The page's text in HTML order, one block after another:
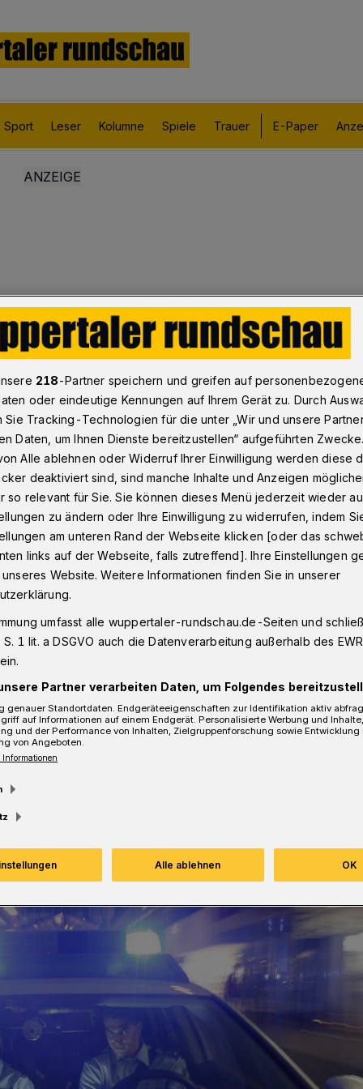
Sport Leser Kolumne Spiele Trauer E-Paper
Audi kracht vor Ampelmast
Ampelmast
(6. Januar 2021) fiel
Straße in Barmen ein schwarzer
aus Berlin unterwegs war.
wollten, gab er Vollgas und
218-Partner speichern und greifen auf
oder eindeutige Kennungen auf Ihrem Gerät zu. Durch
Sie Tracking-Technologien für die unter „Wir und unsere
Daten, um Ihnen Dienste bereitzustellen“ aufgeführten
Alle ablehnen oder Widerruf Ihrer Einwilligung werden diese
deaktiviert sind, sind manche Inhalte und Anzeigen
so relevant für Sie. Sie können dieses Menü jederzeit wieder
zu ändern oder Ihre Einwilligung zu widerrufen, indem
am unteren Rand der Webseite klicken [oder das
links auf der Webseite, falls zutreffend]. Ihre Einstellungen
Website. Weitere Informationen finden Sie in unserer
umfasst alle wuppertaler-rundschau.de-Seiten und
1 lit. a DSGVO auch die Datenverarbeitung außerhalb des
Partner verarbeiten Daten, um Folgendes
genauer Standortdaten. Endgeräteeigenschaften zur Identifikation aktiv
auf Informationen auf einem Endgerät. Personalisierte Werbung und
und der Performance von Inhalten, Zielgruppenforschung sowie Entwicklung
von Angeboten.
Alle ablehnen OK